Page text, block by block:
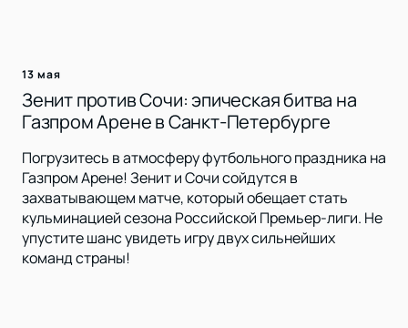
13 мая
Зенит против Сочи: эпическая битва на
Газпром Арене в Санкт-Петербурге
Погрузитесь в атмосферу футбольного праздника на
Газпром Арене! Зенит и Сочи сойдутся в
захватывающем матче, который обещает стать
кульминацией сезона Российской Премьер-лиги. Не
упустите шанс увидеть игру двух сильнейших
команд страны!